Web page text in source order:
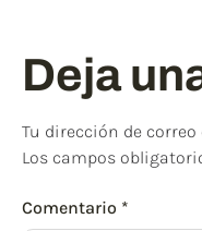
Deja
Tu dirección de
Los campos
Comentario *